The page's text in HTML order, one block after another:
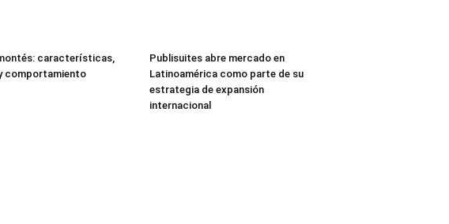
características,
comportamiento
Publisuites abre mercado en
Latinoamérica como parte de su
estrategia de expansión
internacional